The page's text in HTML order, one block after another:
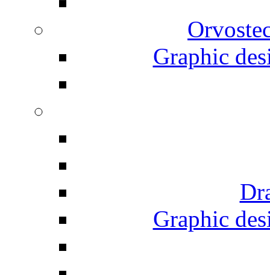
Graphic
Graphic